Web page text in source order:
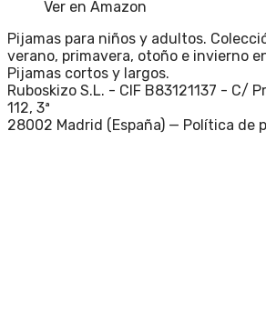
Ver en Amazon
Pijamas para niños y adultos.
verano, primavera, otoño e invierno
Pijamas cortos y largos.
Ruboskizo S.L. - CIF B83121137 - C/
112, 3ª
28002 Madrid (España) — Política de